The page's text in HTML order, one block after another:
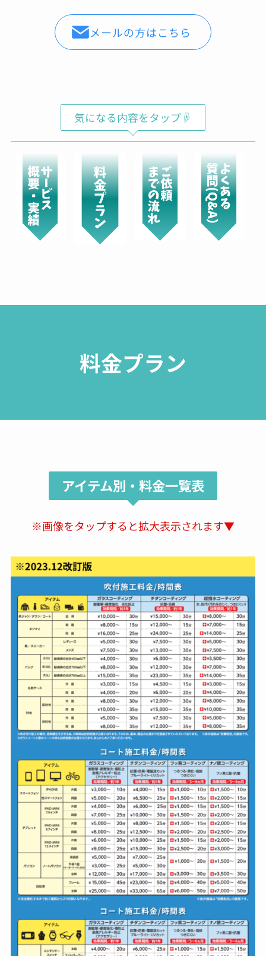
Shochan
00:07 29 Aug 22
バレンシアガのスニーカーの
たいと思い依頼をしました。表面は、ガラス、
撥水のダブルコーティングでソールにはセラミ
ックコーティングのスペシャルセット。お値段
は、多少張りますが傷みや劣化を防ぎ長く履け
ると思えば惜しくないお金かと。綺麗に仕上げ
ていただき、履くのが楽しみ。接客対応◯作業
も丁寧◯製品をコーティングした場合の効果
や、説明もしっかりしており、実際にコーティ
ングをお願いしたバック、時計、ゴルフクラ
ブ、iPhoneはしっかりと効果が出ているかと思
メールの方はこちら
気になる内容をタップ☟
料金プラン
アイテム別・料金一覧表
※画像をタップすると拡大表示されます▼